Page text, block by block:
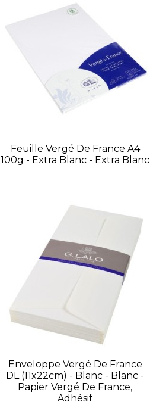
Feuille Vergé De France A4
100g - Extra Blanc - Extra Blanc
Enveloppe Vergé De France
DL (11x22cm) - Blanc - Blanc -
Papier Vergé De France,
Adhésif